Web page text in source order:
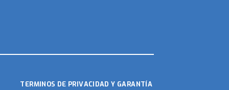
TERMINOS DE PRIVACIDAD Y GARANTÍA